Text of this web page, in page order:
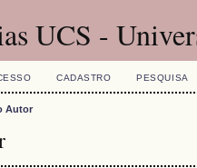
UCS -
CADASTRO PESQUISA
Autor